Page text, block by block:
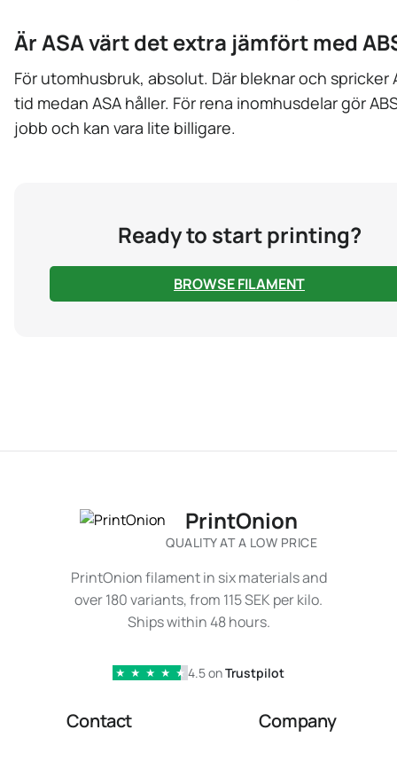
Är ASA värt det extra jämfört med
För utomhusbruk, absolut. Där bleknar och spricker
tid medan ASA håller. För rena inomhusdelar gör
jobb och kan vara lite billigare.
Ready to start printing?
BROWSE FILAMENT
PrintOnion
QUALITY AT A LOW PRICE
PrintOnion filament in six materials and
over 180 variants, from 115 SEK per kilo.
Ships within 48 hours.
★ ★ ★ ★ ★ 4.5 onTrustpilot
Contact Company